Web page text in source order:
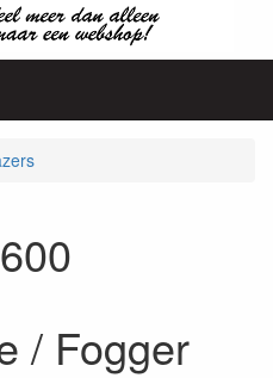
/ Fogger